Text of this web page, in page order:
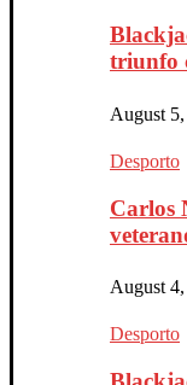
triunfo
August
Desporto
Carlos
August
Desporto